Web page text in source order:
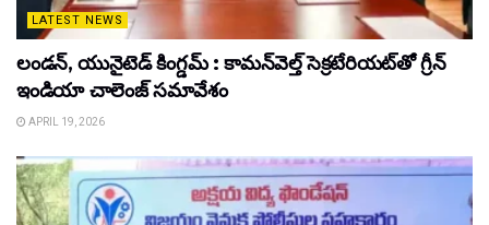
LATEST NEWS
లండన్, యునైటెడ్ కింగ్డమ్ : కామన్‌వెల్త్ సెక్రటేరియట్‌తో గ్రీన్
ఇండియా చాలెంజ్ సమావేశం
APRIL 19, 2026